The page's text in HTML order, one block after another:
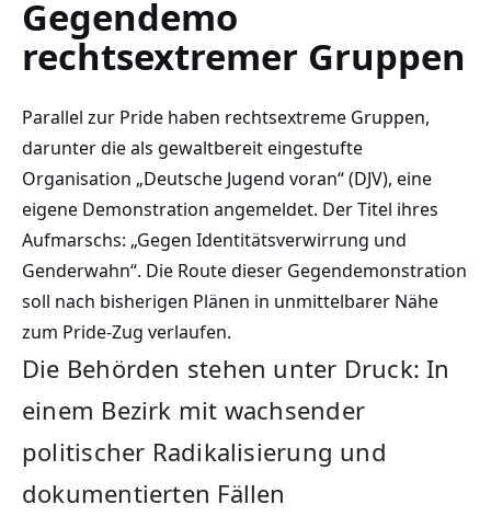
Gegendemo
rechtsextremer Gruppen
Parallel zur Pride haben rechtsextreme Gruppen,
darunter die als gewaltbereit eingestufte
Organisation „Deutsche Jugend voran“ (DJV), eine
eigene Demonstration angemeldet. Der Titel ihres
Aufmarschs: „Gegen Identitätsverwirrung und
Genderwahn“. Die Route dieser Gegendemonstration
soll nach bisherigen Plänen in unmittelbarer Nähe
zum Pride-Zug verlaufen.
Die Behörden stehen unter Druck: In
einem Bezirk mit wachsender
politischer Radikalisierung und
dokumentierten Fällen